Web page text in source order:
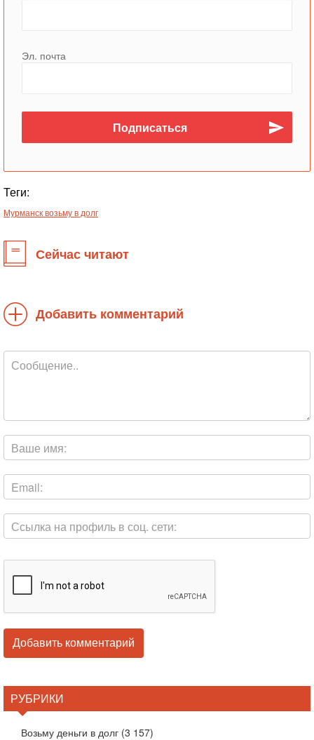
Эл. почта
Теги:
Мурманск возьму в долг
Сейчас читают
Добавить комментарий
РУБРИКИ
Возьму деньги в долг (3 157)